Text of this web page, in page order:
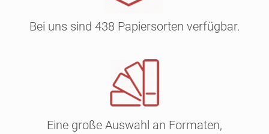
Bei uns sind 438 Papiersorten verfügbar.
Eine große Auswahl an Formaten,